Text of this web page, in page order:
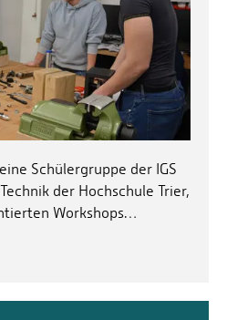
Schülergruppe der IGS
der Hochschule Trier,
Workshops…